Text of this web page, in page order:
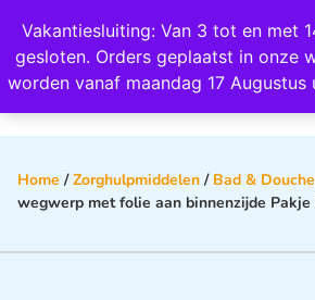
Vakantiesluiting: Van 3 tot en met
gesloten. Orders geplaatst in onze
worden vanaf maandag 17 Augustus
Wij scoren een 4,8 op
Home /Zorghulpmiddelen / Bad & Douche
wegwerp met folie aan binnenzijde Pakje